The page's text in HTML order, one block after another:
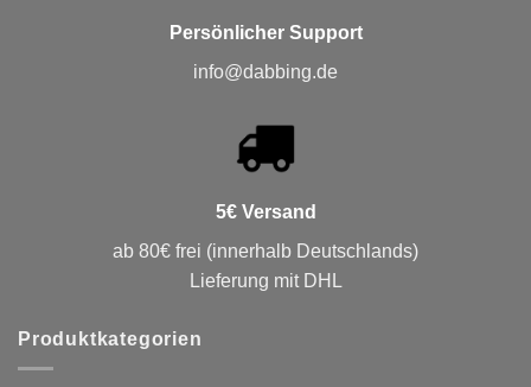
Persönlicher Support
info@dabbing.de
5€ Versand
ab 80€ frei (innerhalb Deutschlands)
Lieferung mit DHL
Produktkategorien